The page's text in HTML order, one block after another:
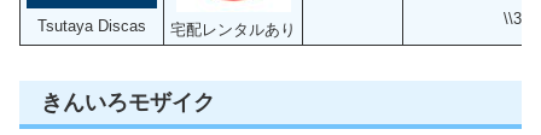
Tsutaya Discas 宅配レンタルあり
\\30
きんいろモザイク